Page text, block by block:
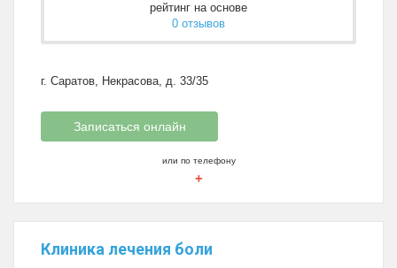
рейтинг на основе
0 отзывов
г. Саратов, Некрасова, д. 33/35
Записаться онлайн
или по телефону
+
Клиника лечения боли